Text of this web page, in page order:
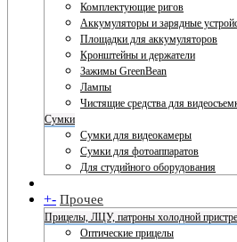
Комплектующие ригов
Аккумуляторы и зарядные
Площадки для аккумуляторов
Кронштейны и держатели
Зажимы GreenBean
Лампы
Чистящие средства для
Сумки
Сумки для видеокамеры
Сумки для фотоаппаратов
Для студийного оборудования
+- Прочее
Прицелы, ЛЦУ, патроны холодной
Оптические прицелы